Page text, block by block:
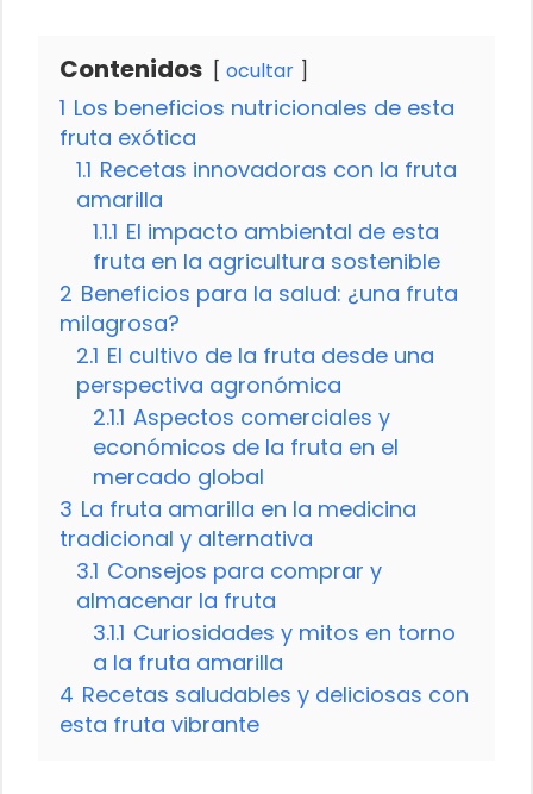
Contenidos ocultar
1 Los beneficios nutricionales de esta
fruta exótica
1.1 Recetas innovadoras con la fruta
amarilla
1.1.1 El impacto ambiental de esta
fruta en la agricultura sostenible
2 Beneficios para la salud: ¿una fruta
milagrosa?
2.1 El cultivo de la fruta desde una
perspectiva agronómica
2.1.1 Aspectos comerciales y
económicos de la fruta en el
mercado global
3 La fruta amarilla en la medicina
tradicional y alternativa
3.1 Consejos para comprar y
almacenar la fruta
3.1.1 Curiosidades y mitos en torno
a la fruta amarilla
4 Recetas saludables y deliciosas con
esta fruta vibrante